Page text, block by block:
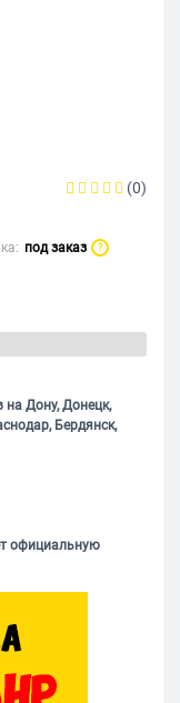
(0)
под заказ ?
Дону, Донецк,
Бердянск,
официальную